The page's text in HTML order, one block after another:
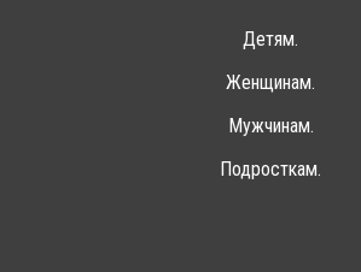
Детям.
Женщинам.
Мужчинам.
Подросткам.